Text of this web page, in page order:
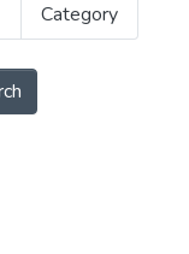
Category